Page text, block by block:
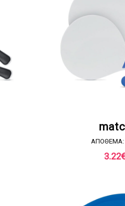
ΖΗΤΗΣΤΕ
ΑΠΟΘΕΜΑ:
3.22